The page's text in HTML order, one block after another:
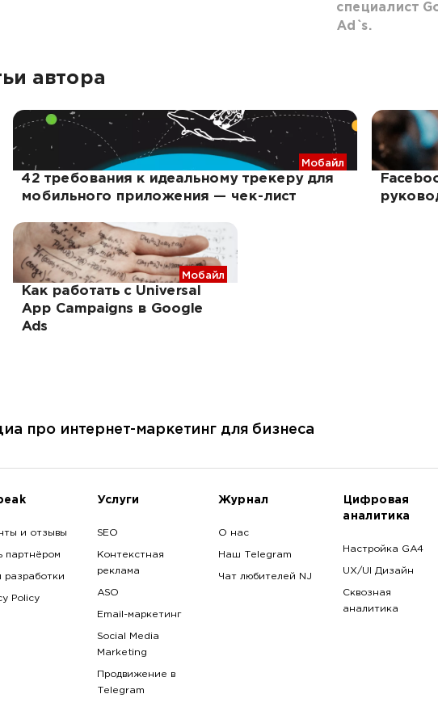
специалист
Ad`s.
автора
Мобайл
42 требования к идеальному трекеру для
мобильного приложения — чек-лист
Мобайл
Как работать с Universal
App Campaigns в Google
Ads
про интернет-маркетинг для бизнеса
и отзывы
партнёром
Policy
Услуги
SEO
Контекстная
реклама
ASO
Email-маркетинг
Social Media
Marketing
Продвижение в
Telegram
Журнал
О нас
Наш Telegram
Чат любителей NJ
Цифровая
аналитика
Настройка GA4
UX/UI Дизайн
Сквозная
аналитика